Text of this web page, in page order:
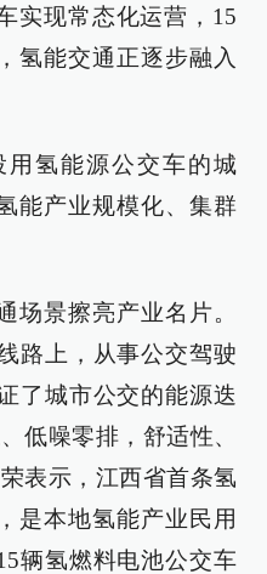
实现常态化运营，15
氢能交通正逐步融入
氢能源公交车的城
能产业规模化、集群
场景擦亮产业名片。
路上，从事公交驾驶
了城市公交的能源迭
低噪零排，舒适性、
表示，江西省首条氢
是本地氢能产业民用
辆氢燃料电池公交车